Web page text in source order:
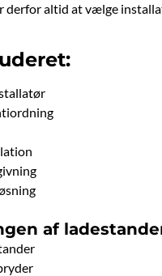
derfor altid at vælge
af